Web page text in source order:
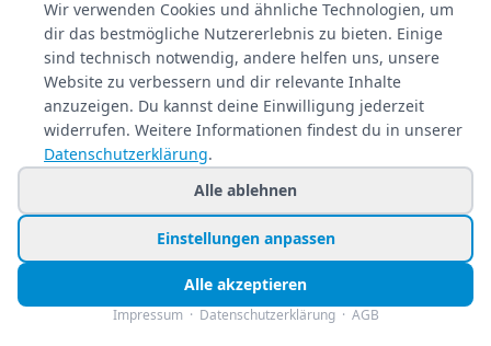
Ihr zuverlässiger Reisepreisvergleich – über 80
Veranstalter im Vergleich.
+49 991 2967 68857
Mo–Fr 8–22 Uhr · Sa 9–22
So & Feiertags 11–22 Uhr
NEWSLETTER
Exklusive Reiseschnäppchen direkt in Ihr
Postfach – kostenlos & jederzeit
abbestellbar.
Jetzt personalisiert anmelden
Wir verwenden Cookies und ähnliche Technologien, um
dir das bestmögliche Nutzererlebnis zu bieten. Einige
sind technisch notwendig, andere helfen uns, unsere
Website zu verbessern und dir relevante Inhalte
anzuzeigen. Du kannst deine Einwilligung jederzeit
widerrufen. Weitere Informationen findest du in unserer
Datenschutzerklärung.
Alle ablehnen
Einstellungen anpassen
Alle akzeptieren
Impressum· Datenschutzerklärung· AGB